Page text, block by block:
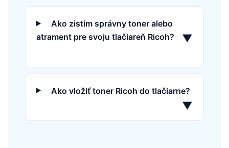
Ako zistím správny toner alebo
atrament pre svoju tlačiareň Ricoh?
▼
Ako vložiť toner Ricoh do tlačiarne?
▼